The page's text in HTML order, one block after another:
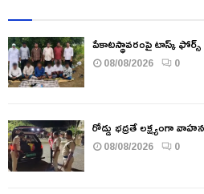
పేకాటస్థావరంపై టాస్క్ ఫోర్స్
08/08/2026 0
రోడ్డు భద్రతే లక్ష్యంగా
08/08/2026 0